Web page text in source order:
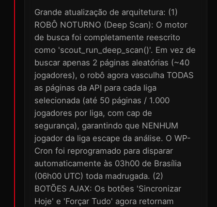
Grande atualização de arquitetura: (1)
ROBÔ NOTURNO (Deep Scan): O motor
de busca foi completamente reescrito
como 'scout_run_deep_scan()'. Em vez de
buscar apenas 2 páginas aleatórias (~40
jogadores), o robô agora vasculha TODAS
as páginas da API para cada liga
selecionada (até 50 páginas / 1.000
jogadores por liga, com cap de
segurança), garantindo que NENHUM
jogador da liga escape da análise. O WP-
Cron foi reprogramado para disparar
automaticamente às 03h00 de Brasília
(06h00 UTC) toda madrugada. (2)
BOTÕES AJAX: Os botões 'Sincronizar
Hoje' e 'Forçar Tudo' agora retornam